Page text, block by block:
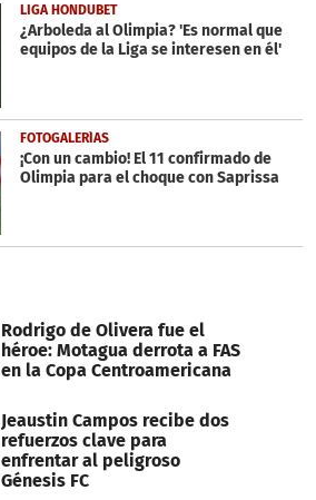
LIGA HONDUBET
¿Arboleda al Olimpia? 'Es normal que
equipos de la Liga se interesen en él'
FOTOGALERÍAS
¡Con un cambio! El 11 confirmado de
Olimpia para el choque con Saprissa
Rodrigo de Olivera fue el
héroe: Motagua derrota a FAS
en la Copa Centroamericana
Jeaustin Campos recibe dos
refuerzos clave para
enfrentar al peligroso
Génesis FC